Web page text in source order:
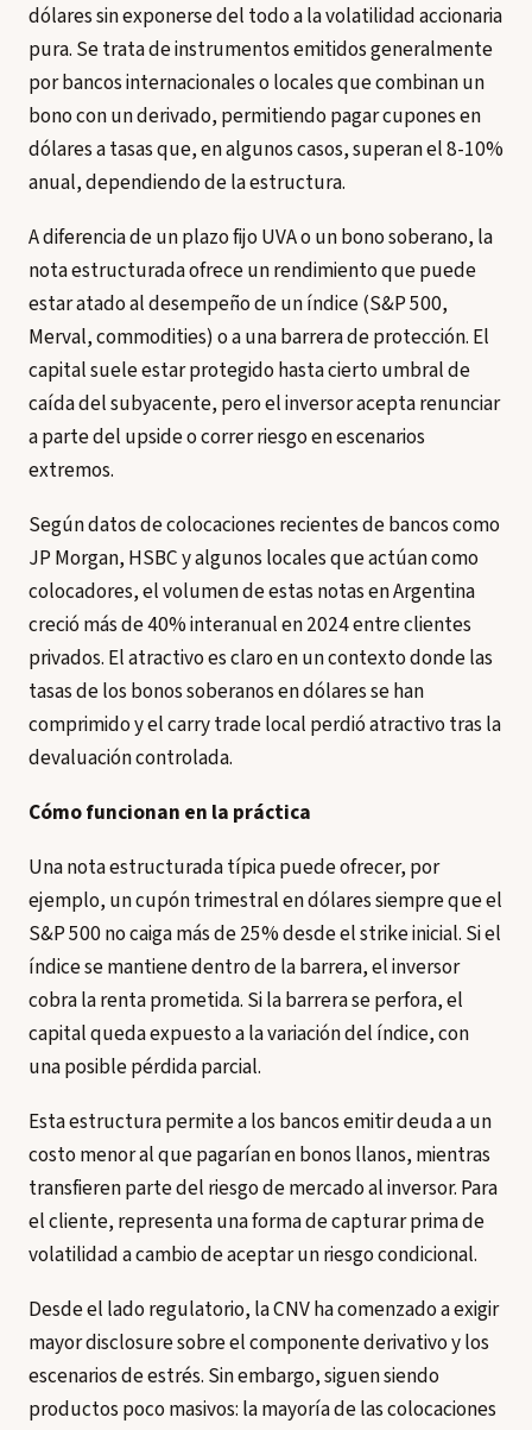
dólares sin exponerse del todo a la volatilidad accionaria
pura. Se trata de instrumentos emitidos generalmente
por bancos internacionales o locales que combinan un
bono con un derivado, permitiendo pagar cupones en
dólares a tasas que, en algunos casos, superan el 8-10%
anual, dependiendo de la estructura.
A diferencia de un plazo fijo UVA o un bono soberano, la
nota estructurada ofrece un rendimiento que puede
estar atado al desempeño de un índice (S&P 500,
Merval, commodities) o a una barrera de protección. El
capital suele estar protegido hasta cierto umbral de
caída del subyacente, pero el inversor acepta renunciar
a parte del upside o correr riesgo en escenarios
extremos.
Según datos de colocaciones recientes de bancos como
JP Morgan, HSBC y algunos locales que actúan como
colocadores, el volumen de estas notas en Argentina
creció más de 40% interanual en 2024 entre clientes
privados. El atractivo es claro en un contexto donde las
tasas de los bonos soberanos en dólares se han
comprimido y el carry trade local perdió atractivo tras la
devaluación controlada.
Cómo funcionan en la práctica
Una nota estructurada típica puede ofrecer, por
ejemplo, un cupón trimestral en dólares siempre que el
S&P 500 no caiga más de 25% desde el strike inicial. Si el
índice se mantiene dentro de la barrera, el inversor
cobra la renta prometida. Si la barrera se perfora, el
capital queda expuesto a la variación del índice, con
una posible pérdida parcial.
Esta estructura permite a los bancos emitir deuda a un
costo menor al que pagarían en bonos llanos, mientras
transfieren parte del riesgo de mercado al inversor. Para
el cliente, representa una forma de capturar prima de
volatilidad a cambio de aceptar un riesgo condicional.
Desde el lado regulatorio, la CNV ha comenzado a exigir
mayor disclosure sobre el componente derivativo y los
escenarios de estrés. Sin embargo, siguen siendo
productos poco masivos: la mayoría de las colocaciones